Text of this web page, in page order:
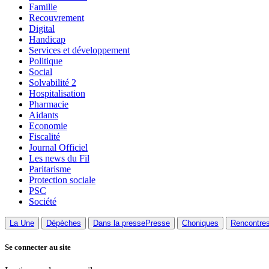
Famille
Recouvrement
Digital
Handicap
Services et développement
Politique
Social
Solvabilité 2
Hospitalisation
Pharmacie
Aidants
Economie
Fiscalité
Journal Officiel
Les news du Fil
Paritarisme
Protection sociale
PSC
Société
La Une Dépèches Dans la pressePresse Choniques Rencontres
Se connecter au site